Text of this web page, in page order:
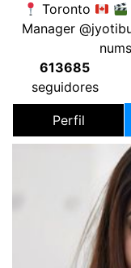
Toronto
Manager
613685
seguidores
Perfil